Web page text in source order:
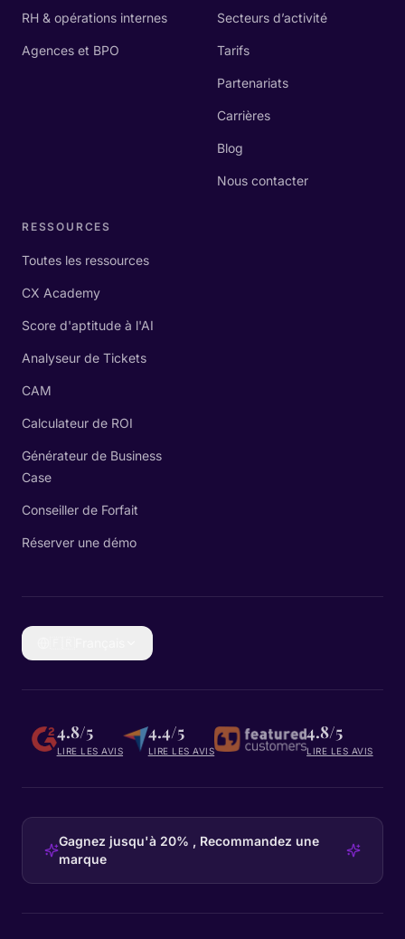
RH & opérations internes
Agences et BPO
Secteurs d’activité
Tarifs
Partenariats
Carrières
Blog
Nous contacter
RESSOURCES
Toutes les ressources
CX Academy
Score d'aptitude à l'AI
Analyseur de Tickets
CAM
Calculateur de ROI
Générateur de Business
Case
Conseiller de Forfait
Réserver une démo
4.8/5
LIRE LES AVIS
4.4/5
LIRE LES AVIS
4.8/5
LIRE LES AVIS
Gagnez jusqu'à 20% , Recommandez une
marque